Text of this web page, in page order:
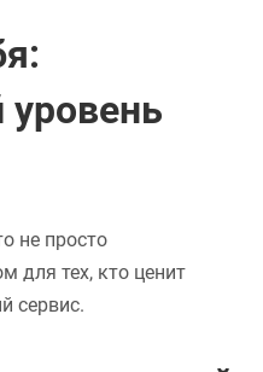
не просто
для тех, кто ценит
сервис.